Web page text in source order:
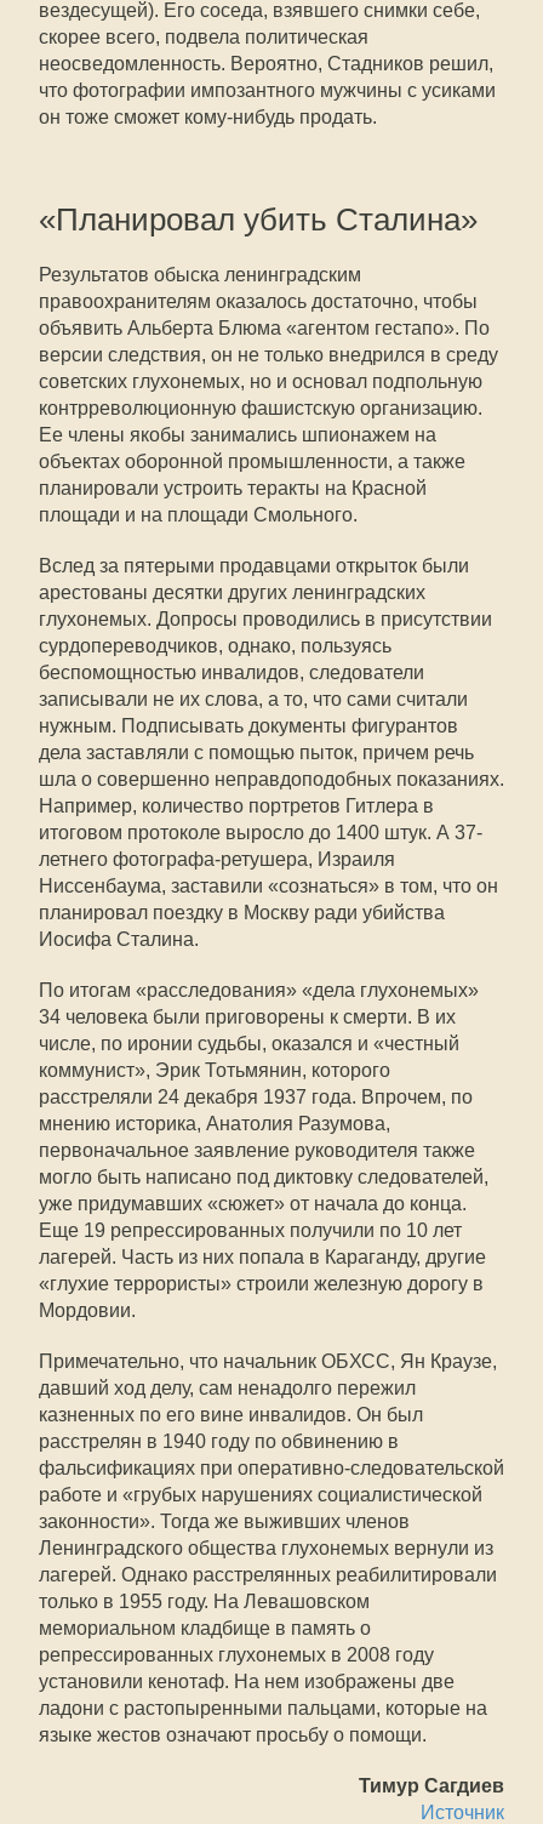
вездесущей). Его соседа, взявшего снимки себе,
скорее всего, подвела политическая
неосведомленность. Вероятно, Стадников решил,
что фотографии импозантного мужчины с усиками
он тоже сможет кому-нибудь продать.
«Планировал убить Сталина»
Результатов обыска ленинградским
правоохранителям оказалось достаточно, чтобы
объявить Альберта Блюма «агентом гестапо». По
версии следствия, он не только внедрился в среду
советских глухонемых, но и основал подпольную
контрреволюционную фашистскую организацию.
Ее члены якобы занимались шпионажем на
объектах оборонной промышленности, а также
планировали устроить теракты на Красной
площади и на площади Смольного.
Вслед за пятерыми продавцами открыток были
арестованы десятки других ленинградских
глухонемых. Допросы проводились в присутствии
сурдопереводчиков, однако, пользуясь
беспомощностью инвалидов, следователи
записывали не их слова, а то, что сами считали
нужным. Подписывать документы фигурантов
дела заставляли с помощью пыток, причем речь
шла о совершенно неправдоподобных показаниях.
Например, количество портретов Гитлера в
итоговом протоколе выросло до 1400 штук. А 37-
летнего фотографа-ретушера, Израиля
Ниссенбаума, заставили «сознаться» в том, что он
планировал поездку в Москву ради убийства
Иосифа Сталина.
По итогам «расследования» «дела глухонемых»
34 человека были приговорены к смерти. В их
числе, по иронии судьбы, оказался и «честный
коммунист», Эрик Тотьмянин, которого
расстреляли 24 декабря 1937 года. Впрочем, по
мнению историка, Анатолия Разумова,
первоначальное заявление руководителя также
могло быть написано под диктовку следователей,
уже придумавших «сюжет» от начала до конца.
Еще 19 репрессированных получили по 10 лет
лагерей. Часть из них попала в Караганду, другие
«глухие террористы» строили железную дорогу в
Мордовии.
Примечательно, что начальник ОБХСС, Ян Краузе,
давший ход делу, сам ненадолго пережил
казненных по его вине инвалидов. Он был
расстрелян в 1940 году по обвинению в
фальсификациях при оперативно-следовательской
работе и «грубых нарушениях социалистической
законности». Тогда же выживших членов
Ленинградского общества глухонемых вернули из
лагерей. Однако расстрелянных реабилитировали
только в 1955 году. На Левашовском
мемориальном кладбище в память о
репрессированных глухонемых в 2008 году
установили кенотаф. На нем изображены две
ладони с растопыренными пальцами, которые на
языке жестов означают просьбу о помощи.
Тимур Сагдиев
Источник